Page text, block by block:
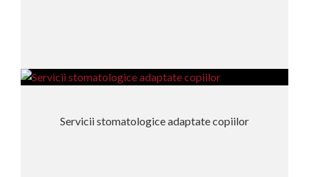
Servicii stomatologice adaptate copiilor